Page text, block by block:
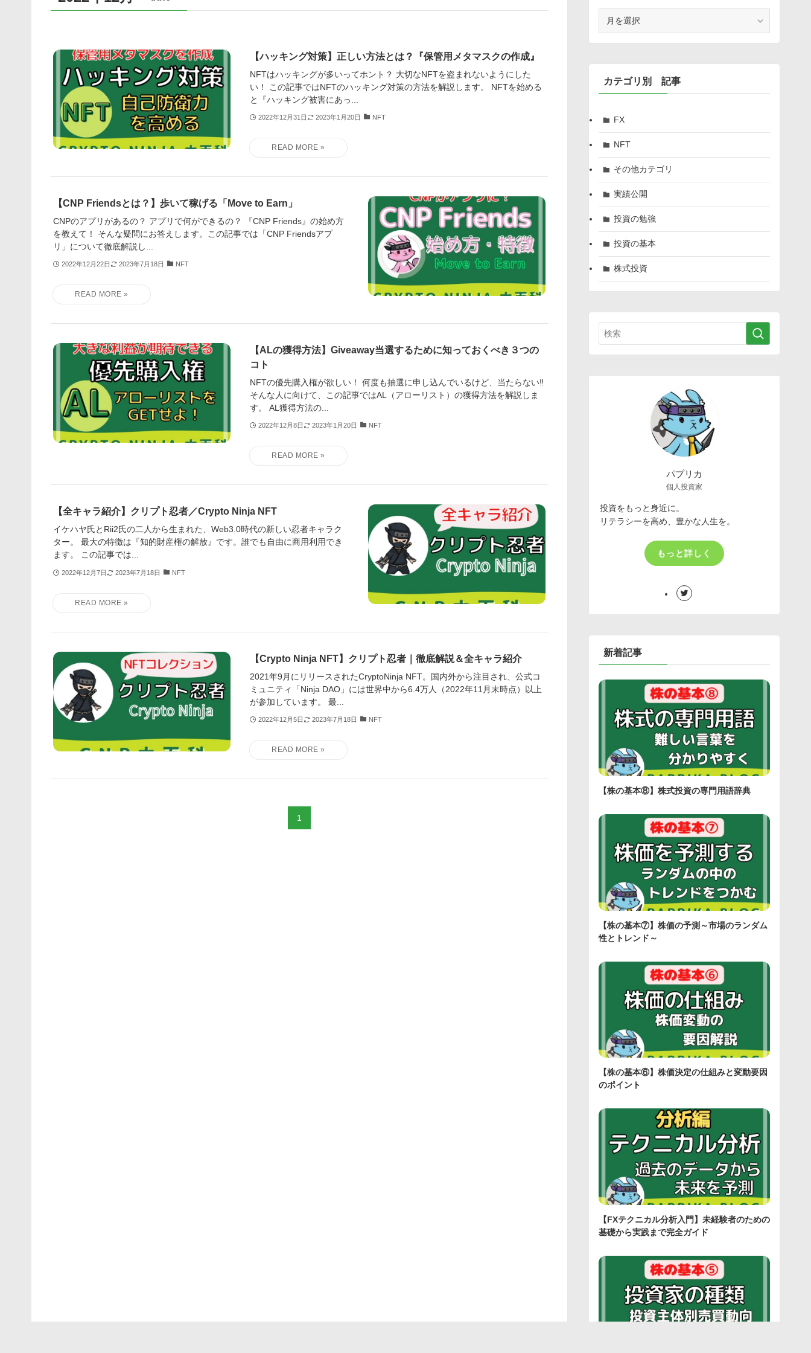
【ハッキング対策】正しい方法とは？『保管用メタマスクの作成』
NFTはハッキングが多いってホント？ 大切なNFTを盗まれないようにした
い！ この記事ではNFTのハッキング対策の方法を解説します。 NFTを始める
と『ハッキング被害にあっ...
2022年12月31日 2023年1月20日 NFT
【CNP Friendsとは？】歩いて稼げる「Move to Earn」
CNPのアプリがあるの？ アプリで何ができるの？ 『CNP Friends』の始め方
を教えて！ そんな疑問にお答えします。この記事では「CNP Friendsアプ
リ」について徹底解説し...
2022年12月22日 2023年7月18日 NFT
【ALの獲得方法】Giveaway当選するために知っておくべき３つの
コト
NFTの優先購入権が欲しい！ 何度も抽選に申し込んでいるけど、当たらない‼️
そんな人に向けて、この記事ではAL（アローリスト）の獲得方法を解説しま
す。 AL獲得方法の...
2022年12月8日 2023年1月20日 NFT
【全キャラ紹介】クリプト忍者／Crypto Ninja NFT
イケハヤ氏とRii2氏の二人から生まれた、Web3.0時代の新しい忍者キャラク
ター。 最大の特徴は『知的財産権の解放』です。誰でも自由に商用利用でき
ます。 この記事では...
2022年12月7日 2023年7月18日 NFT
【Crypto Ninja NFT】クリプト忍者｜徹底解説＆全キャラ紹介
2021年9月にリリースされたCryptoNinja NFT。国内外から注目され、公式コ
ミュニティ「Ninja DAO」には世界中から6.4万人（2022年11月末時点）以上
が参加しています。 最...
2022年12月5日 2023年7月18日 NFT
1
別
カテゴリ別 記事
FX
NFT
その他カテゴリ
実績公開
投資の勉強
投資の基本
株式投資
パプリカ
個人投資家
投資をもっと身近に。
リテラシーを高め、豊かな人生を。
もっと詳しく
新着記事
【株の基本⑧】株式投資の専門用語辞典
【株の基本⑦】株価の予測～市場のランダム
性とトレンド～
【株の基本⑥】株価決定の仕組みと変動要因
のポイント
【FXテクニカル分析入門】未経験者のための
基礎から実践まで完全ガイド